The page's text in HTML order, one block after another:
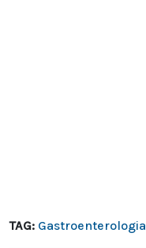
TAG: Gastroenterologia